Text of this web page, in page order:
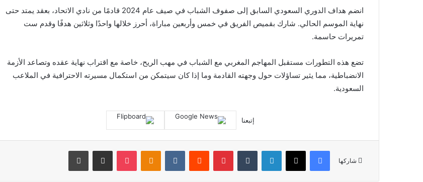
انضم هداف الدوري السعودي السابق إلى صفوف الشباب في صيف عام 2024 قادمًا من نادي الاتحاد، بعقد يمتد حتى
نهاية الموسم الحالي. شارك بقميص الفريق في خمس وأربعين مباراة، أحرز خلالها واحدًا وثلاثين هدفًا وقدم ست
تمريرات حاسمة.
تضع هذه التطورات مستقبل المهاجم المغربي مع الشباب في مهب الريح، خاصة مع اقتراب نهاية عقده وتصاعد الأزمة
الانضباطية، مما يثير تساؤلات حول وجهته القادمة وما إذا كان سيتمكن من استكمال مسيرته الاحترافية في الملاعب
السعودية.
إتبعنا
شاركها
فيسبوك لينكدإن بينتيريست بوكيت